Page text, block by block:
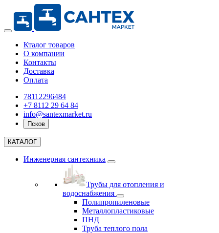
Кталог товаров
О компании
Контакты
Доставка
Оплата
78112296484
+7 8112 29 64 84
info@santexmarket.ru
Псков
КАТАЛОГ
Инженерная сантехника
Трубы для отопления и
водоснабжения
Полипропиленовые
Металлопластиковые
ПНД
Труба теплого пола